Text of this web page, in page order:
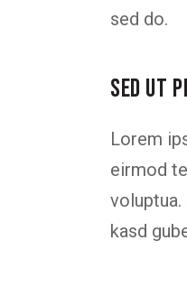
sed do.
SED UT
Lorem
eirmod
kasd